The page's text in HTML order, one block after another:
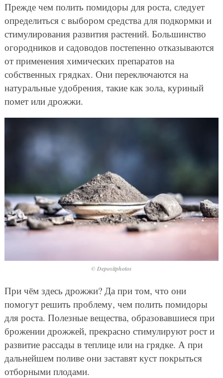
Прежде чем полить помидоры для роста, следует
определиться с выбором средства для подкормки и
стимулирования развития растений. Большинство
огородников и садоводов постепенно отказываются
от применения химических препаратов на
собственных грядках. Они переключаются на
натуральные удобрения, такие как зола, куриный
помет или дрожжи.
© Depositphotos
При чём здесь дрожжи? Да при том, что они
помогут решить проблему, чем полить помидоры
для роста. Полезные вещества, образовавшиеся при
брожении дрожжей, прекрасно стимулируют рост и
развитие рассады в теплице или на грядке. А при
дальнейшем поливе они заставят куст покрыться
отборными плодами.